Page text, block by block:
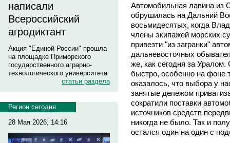
написали
Всероссийский
агродиктант
Акция "Единой России" прошла
на площадке Приморского
государственного аграрно-
технологического университета
статьи раздела
Регион сегодня
28 Мая 2026, 14:16
Автомобильная лавина из
обрушилась на Дальний
восьмидесятых, когда
члены экипажей морских
привезти "из загранки"
дальневосточных
же, как сегодня за
быстро, особенно на фоне
оказалось, что выбора у
занятые дележом
сократили поставки
источников средств
никогда не было. Так и
остался один на один с